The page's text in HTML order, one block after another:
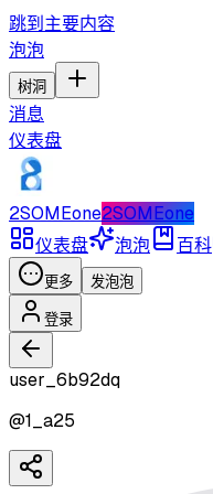
跳到主要内容
泡泡
树洞
消息
仪表盘
2SOMEone2SOMEone
仪表盘
泡泡 百科
更多 发泡泡
登录
user_6b92dq
@1_a25